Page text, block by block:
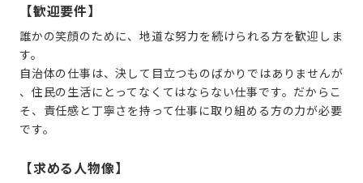
【歓迎要件】
誰かの笑顔のために、地道な努力を続けられる方を歓迎しま
す。
自治体の仕事は、決して目立つものばかりではありませんが
、住民の生活にとってなくてはならない仕事です。だからこ
そ、責任感と丁寧さを持って仕事に取り組める方の力が必要
です。
【求める人物像】